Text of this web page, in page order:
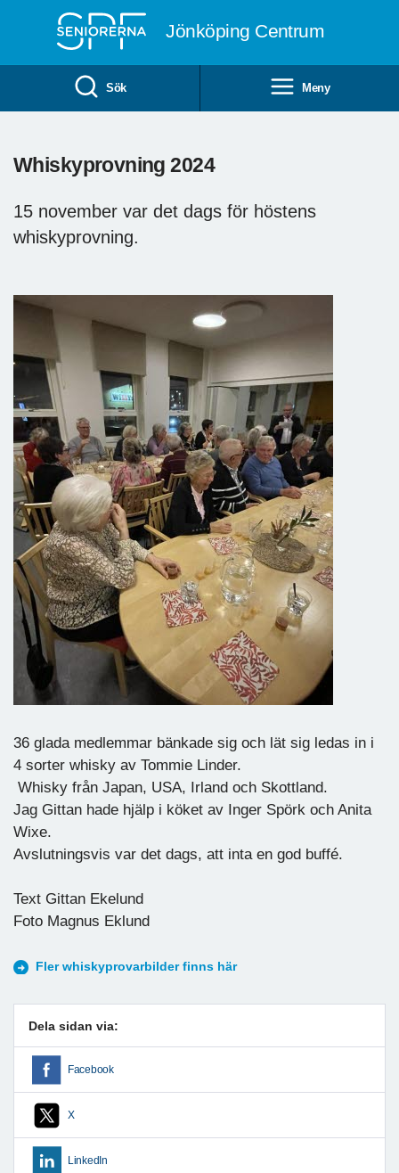
Jönköping Centrum
Sök Meny
Whiskyprovning 2024
15 november var det dags för höstens
whiskyprovning.
36 glada medlemmar bänkade sig och lät sig ledas in i
4 sorter whisky av Tommie Linder.
Whisky från Japan, USA, Irland och Skottland.
Jag Gittan hade hjälp i köket av Inger Spörk och Anita
Wixe.
Avslutningsvis var det dags, att inta en god buffé.
Text Gittan Ekelund
Foto Magnus Eklund
Fler whiskyprovarbilder finns här
Dela sidan via:
Facebook
X
LinkedIn